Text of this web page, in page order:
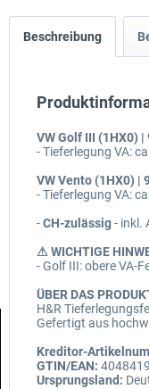
Beschreibung
VW Golf III (1HX0) |
- Tieferlegung VA:
VW Vento (1HX0) |
- Tieferlegung VA:
-CH-zulässig- inkl.
⚠ WICHTIGE
- Golf III: obere VA-
ÜBER DAS
H&R
Gefertigt aus
Kreditor-
GTIN/EAN:
Ursprungsland: